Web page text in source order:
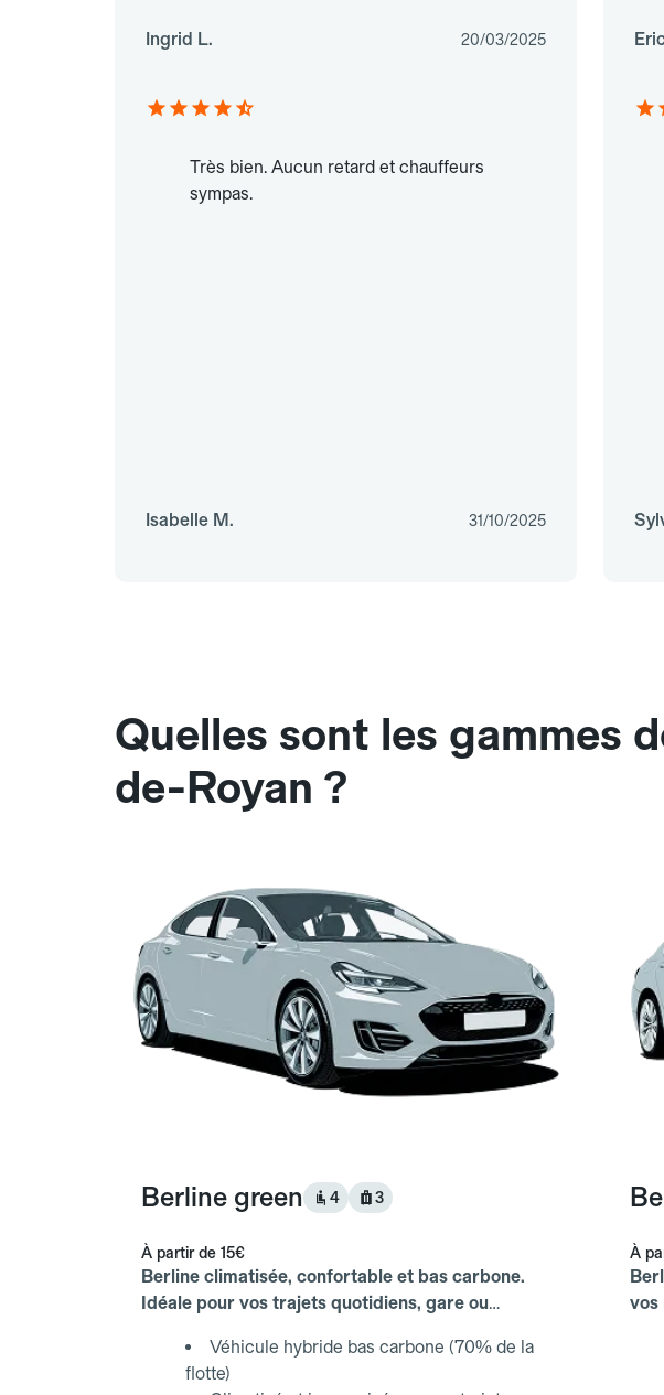
Ingrid L. 20/03/2025
Très bien. Aucun retard et chauffeurs
sympas.
Isabelle M. 31/10/2025
Quelles sont les gammes
de-Royan ?
Berline green 4 3
À partir de 15€
Berline climatisée, confortable et bas carbone.
Idéale pour vos trajets quotidiens, gare ou
Véhicule hybride bas carbone (70% de la
flotte)
À
vos